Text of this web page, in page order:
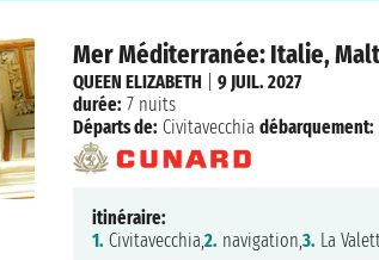
Mer Méditerranée: Italie,
QUEEN ELIZABETH |9 JUIL. 2027
durée: 7 nuits
Départs de: Civitavecchia débarquement:
itinéraire:
1. Civitavecchia,2. navigation,3. La